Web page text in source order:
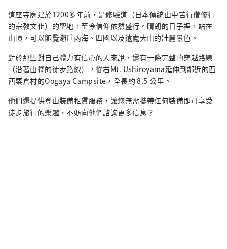
這座寺廟建於1200多年前，是修驗道（日本傳統山中苦行僧修行
的宗教文化）的聖地，至今信仰依然盛行。晴朗的日子裡，站在
山頂，可以飽覽瀨戶內海、四國以及遠處大山的壯麗景色。
對於那些對自己體力有信心的人來說，還有一條完整的穿越路線
（沿著山脊的徒步路線），從右Mt. Ushiroyama延伸到鄰近的西
西粟倉村的Oogaya Campsite，全長約 8.5 公里。
他們還提供登山裝備租賃服務，讓您無需攜帶任何裝備即可享受
徒步旅行的樂趣，不妨向他們諮詢更多信息？